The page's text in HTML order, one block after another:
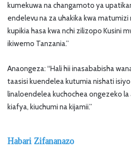
kumekuwa na changamoto ya
endelevu na za uhakika kwa
kupikia hasa kwa nchi zilizopo Kusini
ikiwemo Tanzania.”
Anaongeza: “Hali hii inasababisha
taasisi kuendelea kutumia nishati
linaloendelea kuchochea ongezeko la
kiafya, kiuchumi na kijamii.”
Habari Zifananazo